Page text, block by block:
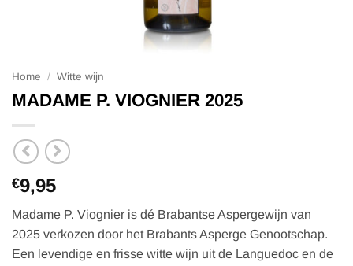
Home / Witte wijn
MADAME P. VIOGNIER 2025
€9,95
Madame P. Viognier is dé Brabantse Aspergewijn van
2025 verkozen door het Brabants Asperge Genootschap.
Een levendige en frisse witte wijn uit de Languedoc en de